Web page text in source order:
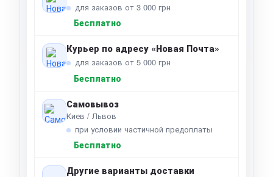
для заказов от 3 000 грн
Бесплатно
Курьер по адресу «Новая Почта»
для заказов от 5 000 грн
Бесплатно
Самовывоз
Киев / Львов
при условии частичной предоплаты
Бесплатно
Другие варианты доставки